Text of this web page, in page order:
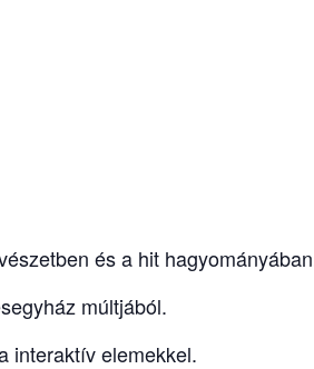
és a hit
múltjából.
interaktív elemekkel.